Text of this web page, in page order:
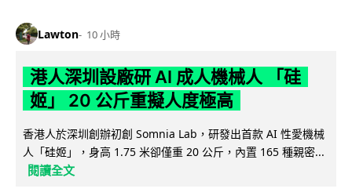
Lawton 10 小時
港人深圳設廠研 AI 成人機械人 「硅
姬」 20 公斤重擬人度極高
香港人於深圳創辦初創 Somnia Lab，研發出首款 AI 性愛機械
人「硅姬」，身高 1.75 米卻僅重 20 公斤，內置 165 種親密...
閱讀全文